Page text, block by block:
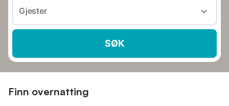
Gjester
SØK
Finn overnatting